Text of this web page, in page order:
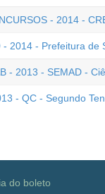
- 2014 -
- 2014 - Prefeitura de
- 2013 - SEMAD -
- QC - Segundo
do boleto